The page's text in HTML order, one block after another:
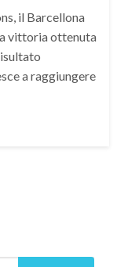
il Barcellona
vittoria ottenuta
a raggiungere